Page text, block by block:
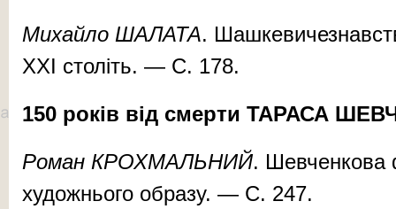
Михайло ШАЛАТА.
ХХІ століть. — С. 178.
150 років від смерти ТАРАСА
Роман КРОХМАЛЬНИЙ. Шевченкова
художнього образу. — С. 247.